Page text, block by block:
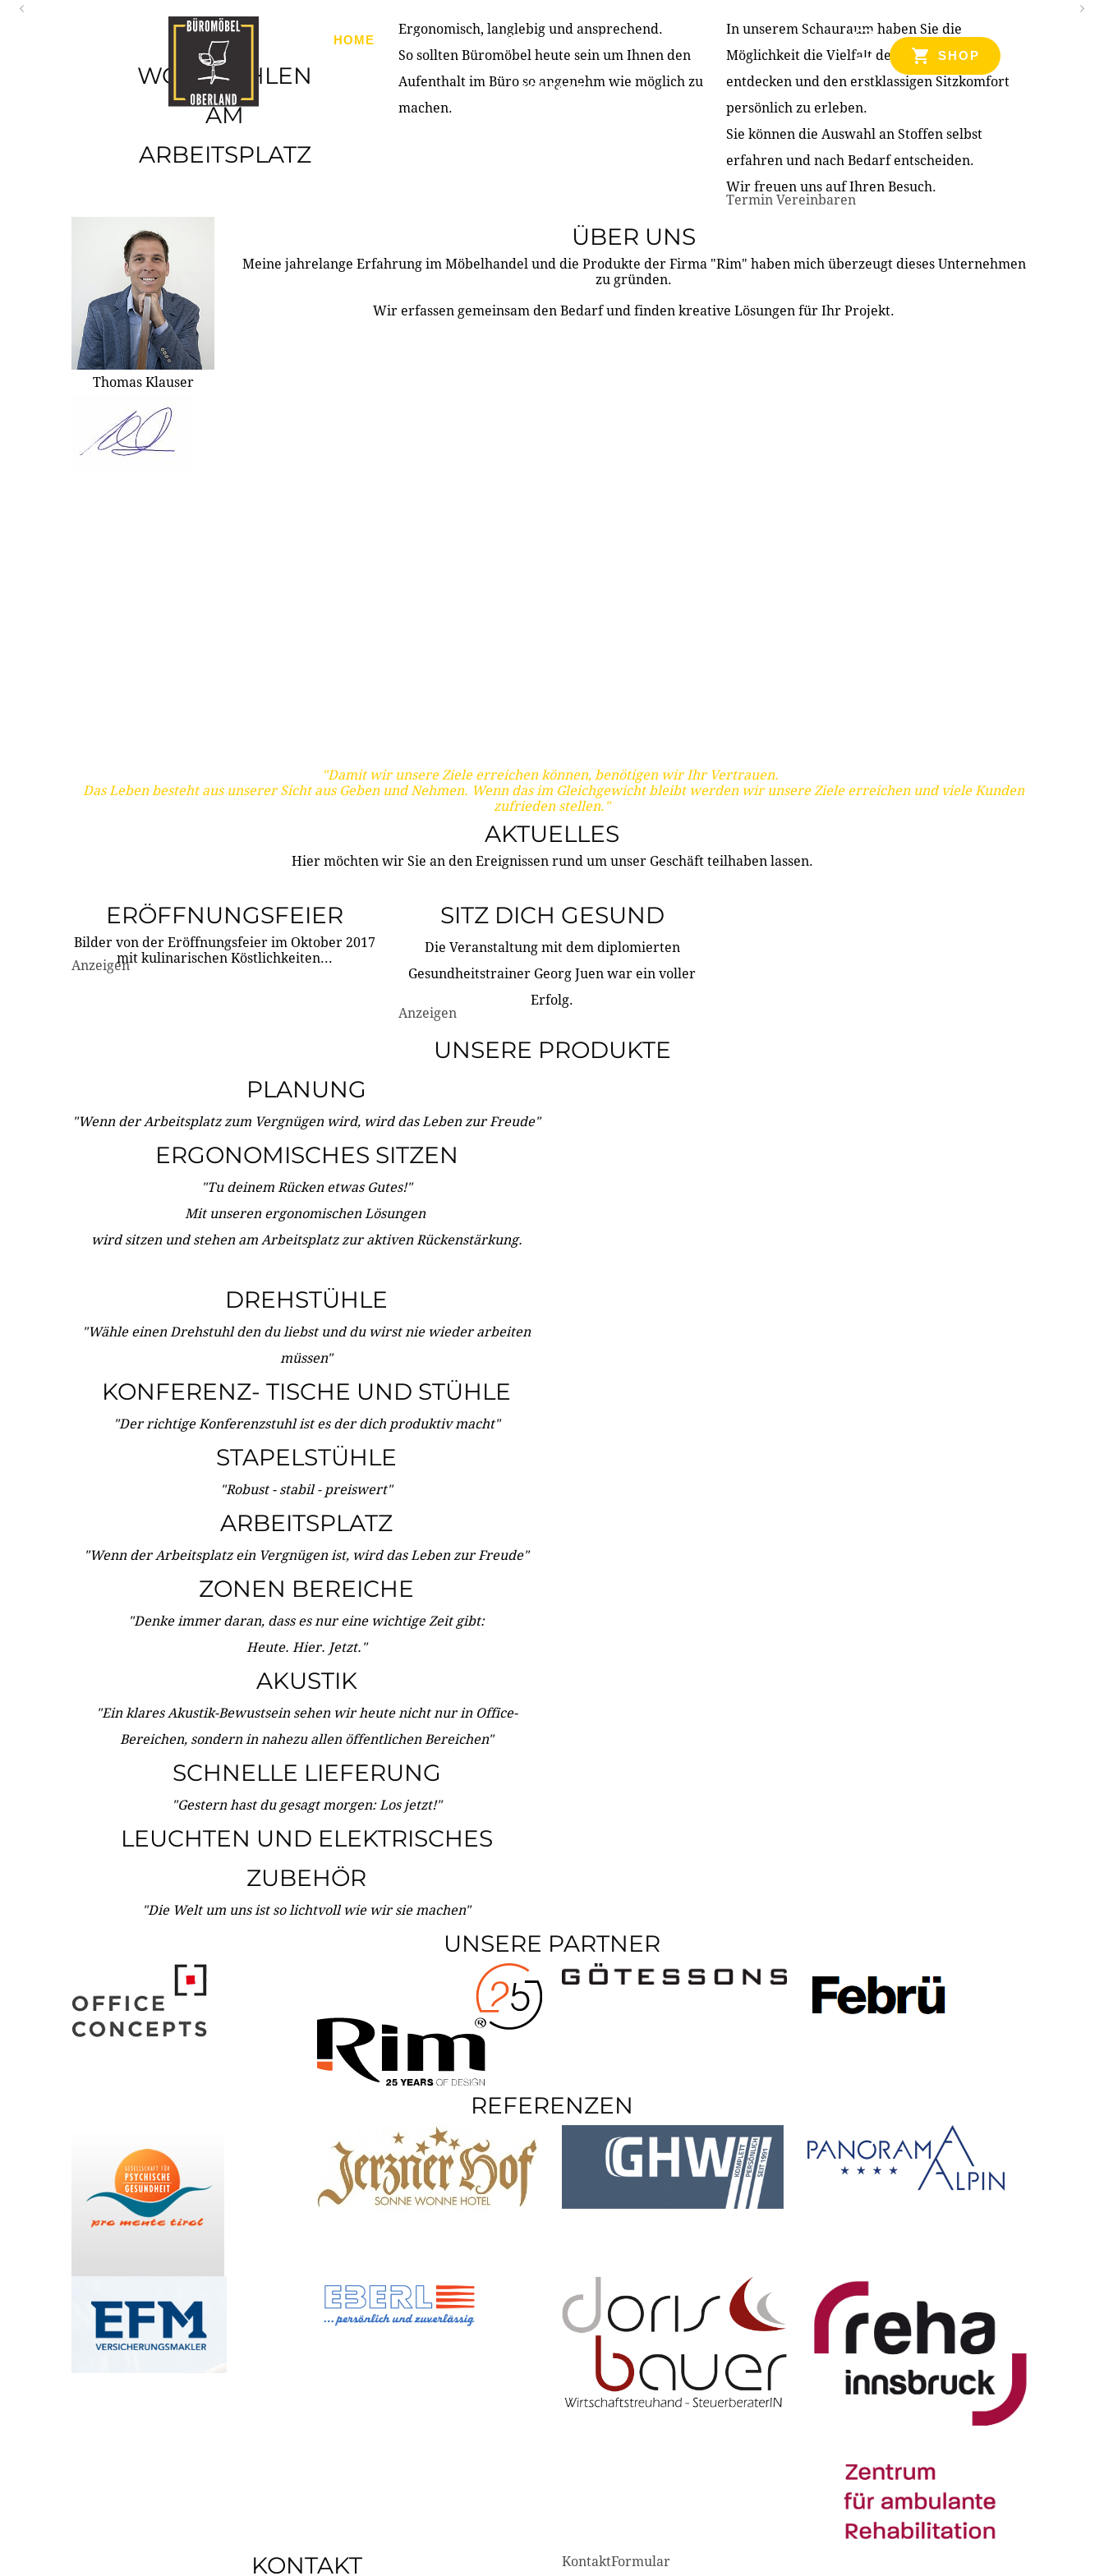
HOME PRODUKTE ÜBER UNS PARTNER & REFERENZEN
KONTAKT
SHOP
WOHLFÜHLEN
AM
ARBEITSPLATZ
Ergonomisch, langlebig und ansprechend.
So sollten Büromöbel heute sein um Ihnen den
Aufenthalt im Büro so angenehm wie möglich zu
machen.
In unserem Schauraum haben Sie die
Möglichkeit die Vielfalt der Produkte zu
entdecken und den erstklassigen Sitzkomfort
persönlich zu erleben.
Sie können die Auswahl an Stoffen selbst
erfahren und nach Bedarf entscheiden.
Wir freuen uns auf Ihren Besuch.
Termin Vereinbaren
Thomas Klauser
ÜBER UNS
Meine jahrelange Erfahrung im Möbelhandel und die Produkte der Firma "Rim" haben mich überzeugt dieses Unternehmen
zu gründen.
Wir erfassen gemeinsam den Bedarf und finden kreative Lösungen für Ihr Projekt.
"Damit wir unsere Ziele erreichen können, benötigen wir Ihr Vertrauen.
Das Leben besteht aus unserer Sicht aus Geben und Nehmen. Wenn das im Gleichgewicht bleibt werden wir unsere Ziele erreichen und viele Kunden
zufrieden stellen."
AKTUELLES
Hier möchten wir Sie an den Ereignissen rund um unser Geschäft teilhaben lassen.
ERÖFFNUNGSFEIER
Bilder von der Eröffnungsfeier im Oktober 2017
mit kulinarischen Köstlichkeiten...
Anzeigen
SITZ DICH GESUND
Die Veranstaltung mit dem diplomierten
Gesundheitstrainer Georg Juen war ein voller
Erfolg.
Anzeigen
UNSERE PRODUKTE
PLANUNG
"Wenn der Arbeitsplatz zum Vergnügen wird, wird das Leben zur Freude"
ERGONOMISCHES SITZEN
"Tu deinem Rücken etwas Gutes!"
Mit unseren ergonomischen Lösungen
wird sitzen und stehen am Arbeitsplatz zur aktiven Rückenstärkung.
DREHSTÜHLE
"Wähle einen Drehstuhl den du liebst und du wirst nie wieder arbeiten
müssen"
KONFERENZ- TISCHE UND STÜHLE
"Der richtige Konferenzstuhl ist es der dich produktiv macht"
STAPELSTÜHLE
"Robust - stabil - preiswert"
ARBEITSPLATZ
"Wenn der Arbeitsplatz ein Vergnügen ist, wird das Leben zur Freude"
ZONEN BEREICHE
"Denke immer daran, dass es nur eine wichtige Zeit gibt:
Heute. Hier. Jetzt."
AKUSTIK
"Ein klares Akustik-Bewustsein sehen wir heute nicht nur in Office-
Bereichen, sondern in nahezu allen öffentlichen Bereichen"
SCHNELLE LIEFERUNG
"Gestern hast du gesagt morgen: Los jetzt!"
LEUCHTEN UND ELEKTRISCHES
ZUBEHÖR
"Die Welt um uns ist so lichtvoll wie wir sie machen"
UNSERE PARTNER
REFERENZEN
KONTAKT KontaktFormular